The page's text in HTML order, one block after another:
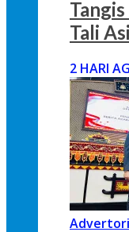
Tali
2 HARI